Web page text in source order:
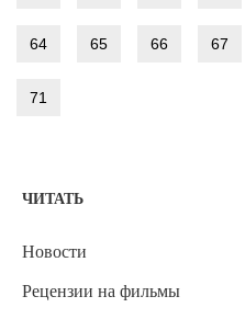
64 65 66 67
71
ЧИТАТЬ
Новости
Рецензии на фильмы